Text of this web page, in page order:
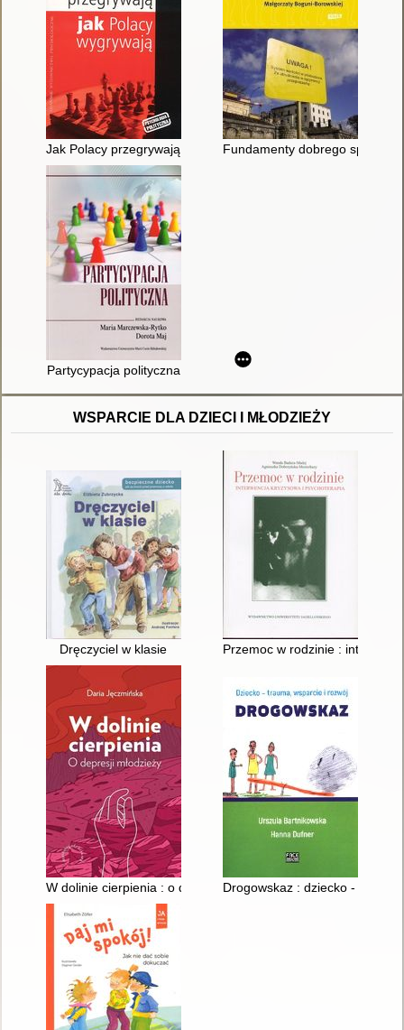
Jak Polacy przegrywają, jak Polacy wygrywają
Fundamenty dobrego
Partycypacja polityczna
WSPARCIE DLA DZIECI I MŁODZIEŻY
Dręczyciel w klasie Przemoc w rodzinie :
W dolinie cierpienia : o depresji młodzieżyDrogowskaz : dziecko -